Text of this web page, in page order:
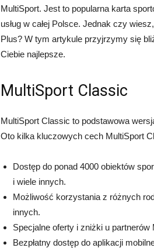
MultiSport. Jest to popularna karta
usług w całej Polsce. Jednak czy
Plus? W tym artykule przyjrzymy się
Ciebie najlepsze.
MultiSport Classic
MultiSport Classic to podstawowa
Oto kilka kluczowych cech MultiSport
Dostęp do ponad 4000 obiektów
i wiele innych.
Możliwość korzystania z różnych
innych.
Specjalne oferty i zniżki u
Bezpłatny dostęp do aplikacji